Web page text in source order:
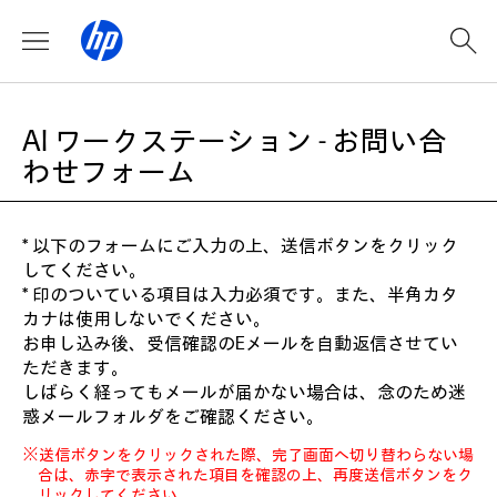
AI ワークステーション - お問い合
わせフォーム
* 以下のフォームにご入力の上、送信ボタンをクリック
してください。
* 印のついている項目は入力必須です。また、半角カタ
カナは使用しないでください。
お申し込み後、受信確認のEメールを自動返信させてい
ただきます。
しばらく経ってもメールが届かない場合は、念のため迷
惑メールフォルダをご確認ください。
※送信ボタンをクリックされた際、完了画面へ切り替わらない場
合は、赤字で表示された項目を確認の上、再度送信ボタンをク